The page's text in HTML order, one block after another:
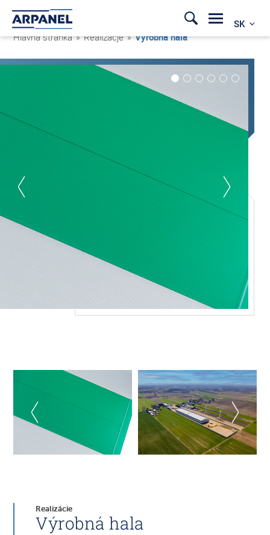
SK
Hlavná stránka » Realizacje »Výrobná hala
Realizácie
Výrobná hala